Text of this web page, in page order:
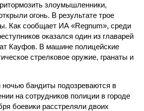
злоумышленники,
огонь. В результате трое
Как сообщает ИА «Regnum», среди
оказался один из главарей
Кауфов. В машине полицейские
стрелковое оружие, гранаты и
бандиты подозреваются в
на сотрудников полиции в городе
боевики расстреляли двоих